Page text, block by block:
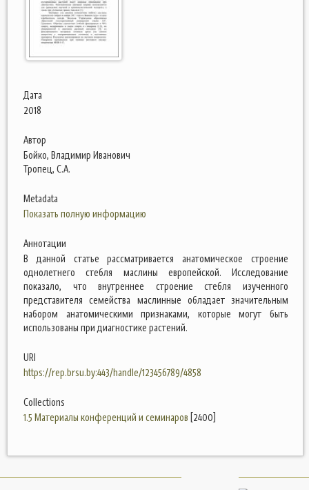
Дата
2018
Автор
Бойко, Владимир Иванович
Тропец, С.А.
Metadata
Показать полную информацию
Аннотации
В данной статье рассматривается анатомическое строение
однолетнего стебля маслины европейской. Исследование
показало, что внутреннее строение стебля изученного
представителя семейства маслинные обладает значительным
набором анатомическими признаками, которые могут быть
использованы при диагностике растений.
URI
https://rep.brsu.by:443/handle/123456789/4858
Collections
1.5 Материалы конференций и семинаров [2400]